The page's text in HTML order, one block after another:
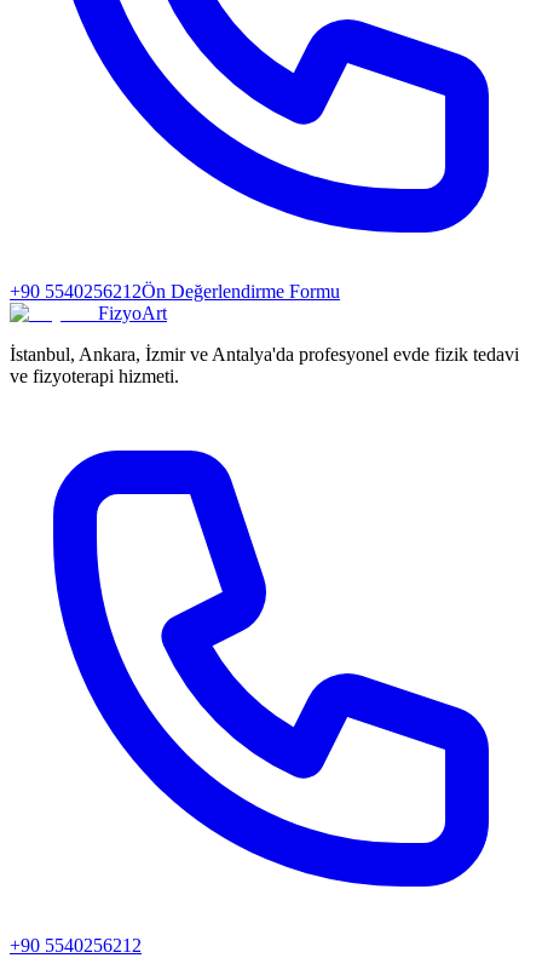
+90 5540256212Ön Değerlendirme Formu
FizyoArt
İstanbul, Ankara, İzmir ve Antalya'da profesyonel evde fizik tedavi
ve fizyoterapi hizmeti.
+90 5540256212